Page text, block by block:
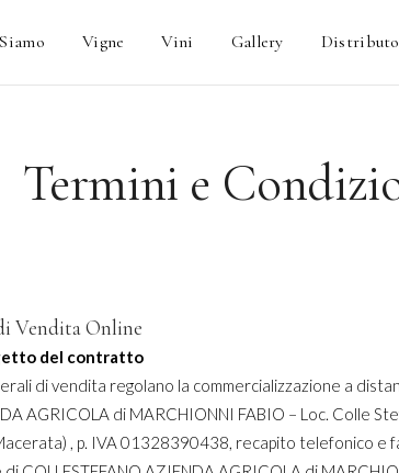
Vigne Vini Gallery
Termini e
Vendita Online
del contratto
di vendita regolano la commercializzazione a
AGRICOLA di MARCHIONNI FABIO – Loc. Colle
, p. IVA 01328390438, recapito telefonico